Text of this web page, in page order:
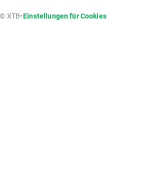
XTB•Einstellungen für Cookies